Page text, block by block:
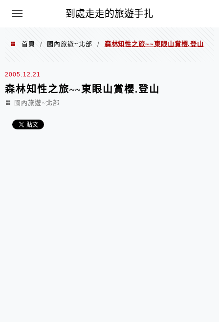
到處走走的旅遊手扎
首頁 / 國內旅遊~北部 / 森林知性之旅~~東眼山賞櫻.登山
2005.12.21
森林知性之旅~~東眼山賞櫻.登山
國內旅遊~北部